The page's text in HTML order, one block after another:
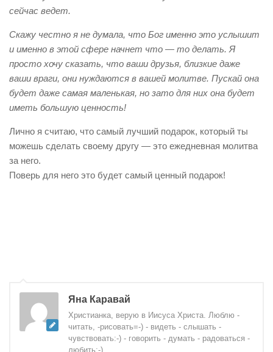
сейчас ведет.
Скажу честно я не думала, что Бог именно это услышит
и именно в этой сфере начнет что — то делать. Я
просто хочу сказать, что ваши друзья, близкие даже
ваши враги, они нуждаются в вашей молитве. Пускай она
будет даже самая маленькая, но зато для них она будет
иметь большую ценность!
Лично я считаю, что самый лучший подарок, который ты
можешь сделать своему другу — это ежедневная молитва
за него.
Поверь для него это будет самый ценный подарок!
Яна Каравай
Христианка, верую в Иисуса Христа. Люблю -
читать, -рисовать=-) - видеть - слышать -
чувствовать:-) - говорить - думать - радоваться -
любить:-)